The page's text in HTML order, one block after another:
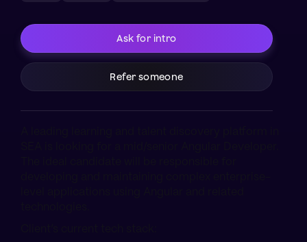
Ask for intro
Refer someone